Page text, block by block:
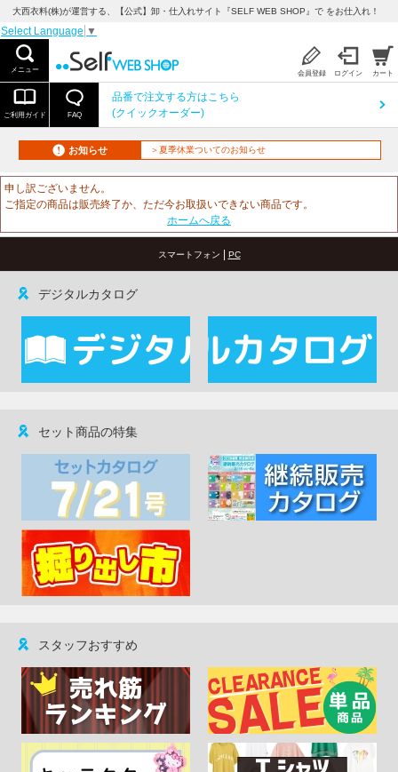
大西衣料(株)が運営する、【公式】卸・仕入れサイト『SELF WEB SHOP』で をお仕入れ！
Select Language ▼
メニュー 会員登録 ログイン カート
ご利用ガイド FAQ
品番で注文する方はこちら
(クイックオーダー)
お知らせ ＞夏季休業ついてのお知らせ
申し訳ございません。
ご指定の商品は販売終了か、ただ今お取扱いできない商品です。
ホームへ戻る
スマートフォン | PC
デジタルカタログ
セット商品の特集
スタッフおすすめ